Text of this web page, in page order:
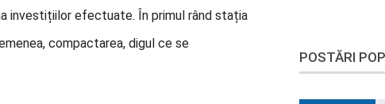
investițiilor efectuate. În primul rând stația
compactarea, digul ce se
POSTĂRI